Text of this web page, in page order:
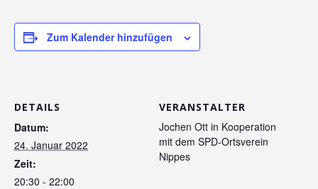
Zum Kalender hinzufügen
DETAILS
Datum:
24. Januar 2022
Zeit:
20:30 - 22:00
VERANSTALTER
Jochen Ott in Kooperation
mit dem SPD-Ortsverein
Nippes